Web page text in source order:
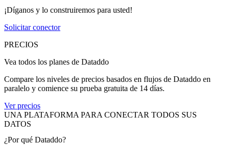
¡Díganos y lo construiremos para usted!
Solicitar conector
PRECIOS
Vea todos los planes de Dataddo
Compare los niveles de precios basados en flujos de Dataddo en
paralelo y comience su prueba gratuita de 14 días.
Ver precios
UNA PLATAFORMA PARA CONECTAR TODOS SUS
DATOS
¿Por qué Dataddo?